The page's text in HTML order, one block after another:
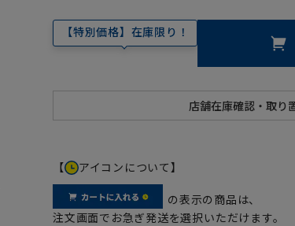
【特別価格】在庫限り！
【 アイコンについて】
の表示の商品は、
注文画面でお急ぎ発送を選択いただけます。